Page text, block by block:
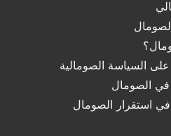
السياسة الصومالية
في الصومال
في استقرار الصومال